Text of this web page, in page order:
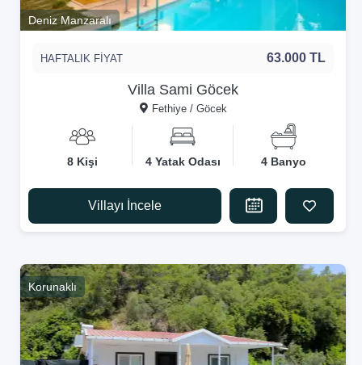
Deniz Manzaralı
Villa Sami Göcek
Fethiye / Göcek
HAFTALIK FİYAT 63.000 TL
8 Kişi 4 Yatak Odası 4 Banyo
Villayı İncele
Korunaklı